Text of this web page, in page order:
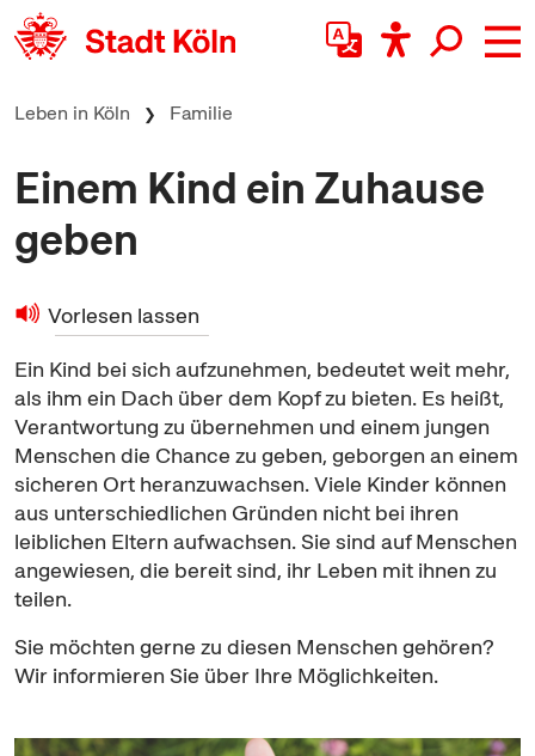
zum Inhalt springen
Leben in Köln Familie
Einem Kind ein Zuhause
geben
Vorlesen lassen
Ein Kind bei sich aufzunehmen, bedeutet weit mehr,
als ihm ein Dach über dem Kopf zu bieten. Es heißt,
Verantwortung zu übernehmen und einem jungen
Menschen die Chance zu geben, geborgen an einem
sicheren Ort heranzuwachsen. Viele Kinder können
aus unterschiedlichen Gründen nicht bei ihren
leiblichen Eltern aufwachsen. Sie sind auf Menschen
angewiesen, die bereit sind, ihr Leben mit ihnen zu
teilen.
Sie möchten gerne zu diesen Menschen gehören?
Wir informieren Sie über Ihre Möglichkeiten.